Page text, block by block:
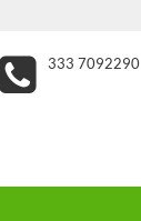
333 7092290